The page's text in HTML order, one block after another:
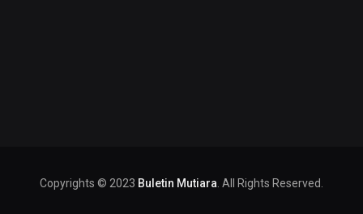
Copyrights © 2023 Buletin Mutiara . All Rights Reserved.